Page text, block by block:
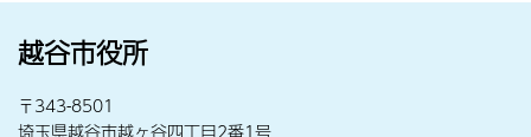
越谷市役所
〒343-8501
埼玉県越谷市越ヶ谷四丁目2番1号